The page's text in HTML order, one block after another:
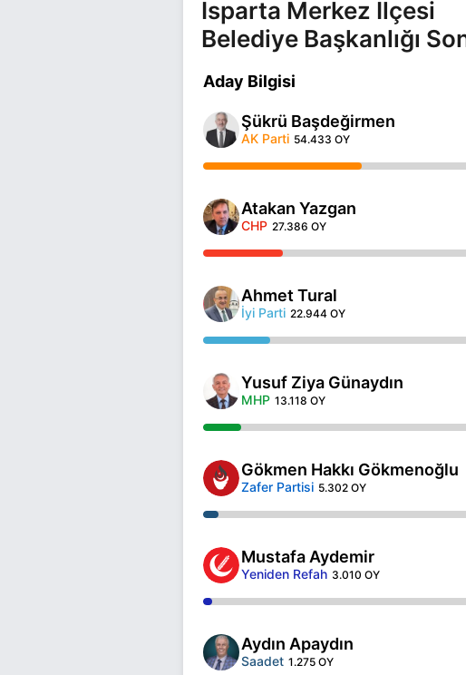
Isparta Merkez İlçesi
Belediye Başkanlığı
Aday Bilgisi
Şükrü Başdeğirmen
AK Parti 54.433 OY
Atakan Yazgan
CHP 27.386 OY
Ahmet Tural
İyi Parti 22.944 OY
Yusuf Ziya Günaydın
MHP 13.118 OY
Gökmen Hakkı Gökmenoğlu
Zafer Partisi 5.302 OY
Mustafa Aydemir
Yeniden Refah 3.010 OY
Aydın Apaydın
Saadet 1.275 OY